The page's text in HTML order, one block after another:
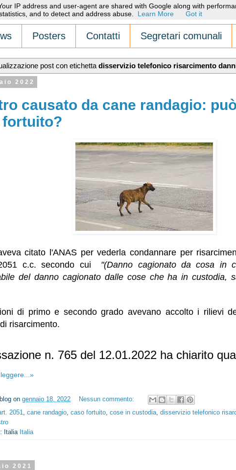
Posters Contatti Segretari comunali
post con etichettadisservizio telefonico risarcimento
2022
causato da cane randagio:
citato l'ANAS per vederla condannare per
c.c. secondo cui "(Danno cagionato da cosa in
del danno cagionato dalle cose che ha in custodia,
di primo e secondo grado avevano accolto i rilievi
risarcimento.
n. 765 del 12.01.2022 ha chiarito
blog on gennaio 18, 2022
Nessun commento:
2051, cane randagio, caso fortuito, cose in custodia, disservizio telefonico
Italia Italia
2021
IP address and user-agent are shared with Google along with
and to detect and address abuse.
Learn More Got it